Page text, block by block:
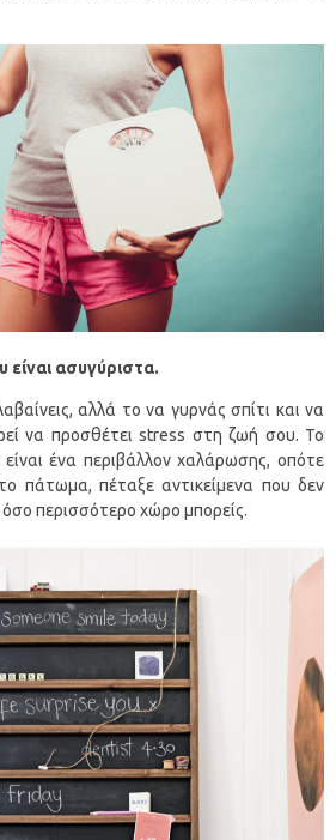
είναι ασυγύριστα.
αλλά το να γυρνάς σπίτι και να
να προσθέτει stress στη ζωή σου. Το
ένα περιβάλλον χαλάρωσης, οπότε
πάτωμα, πέταξε αντικείμενα που δεν
περισσότερο χώρο μπορείς.